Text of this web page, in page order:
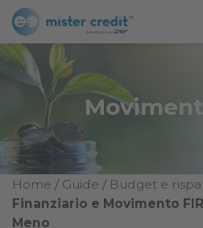
Home / Guide / Budget e
Finanziario e Movimento
Meno